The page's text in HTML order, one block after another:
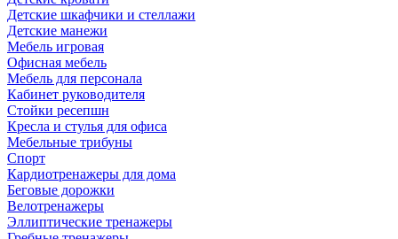
Детские шкафчики и стеллажи
Детские манежи
Мебель игровая
Офисная мебель
Мебель для персонала
Кабинет руководителя
Стойки ресепшн
Кресла и стулья для офиса
Мебельные трибуны
Спорт
Кардиотренажеры для дома
Беговые дорожки
Велотренажеры
Эллиптические тренажеры